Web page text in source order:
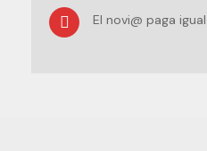
El novi@ paga